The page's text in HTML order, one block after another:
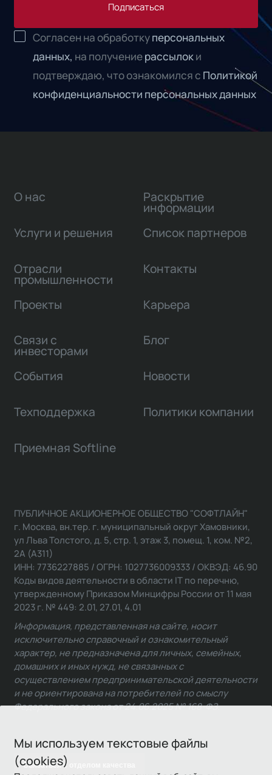
Подписаться
Согласен на обработкуперсональных
данных, на получениерассылоки
подтверждаю, что ознакомился с Политикой
конфиденциальности персональных данных
Мы используем текстовые файлы
(cookies)
О нас
Услуги и решения
Отрасли
промышленности
Проекты
Связи с
инвесторами
Раскрытие
информации
Список партнеров
Контакты
Карьера
Блог
События Новости
Техподдержка Политики компании
Приемная Softline
Связаться с отделом качества
ПУБЛИЧНОЕ АКЦИОНЕРНОЕ ОБЩЕСТВО "СОФТЛАЙН"
г. Москва, вн.тер. г. муниципальный округ Хамовники,
ул Льва Толстого, д. 5, стр. 1, этаж 3, помещ. 1, ком. №2,
2А (А311)
ИНН: 7736227885 / ОГРН: 1027736009333 / ОКВЭД: 46.90
Коды видов деятельности в области IT по перечню,
утвержденному Приказом Минцифры России от 11 мая
2023 г. № 449: 2.01, 27.01, 4.01
Информация, представленная на сайте, носит
исключительно справочный и ознакомительный
характер, не предназначена для личных, семейных,
домашних и иных нужд, не связанных с
осуществлением предпринимательской деятельности
и не ориентирована на потребителей по смыслу
Федерального закона от 24.06.2025 № 168-ФЗ.